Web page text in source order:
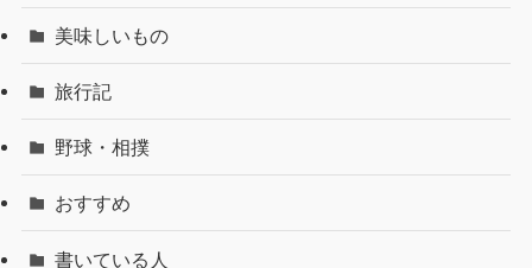
美味しいもの
旅行記
野球・相撲
おすすめ
書いている人